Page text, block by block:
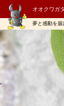
オオクワガ
夢と感動を